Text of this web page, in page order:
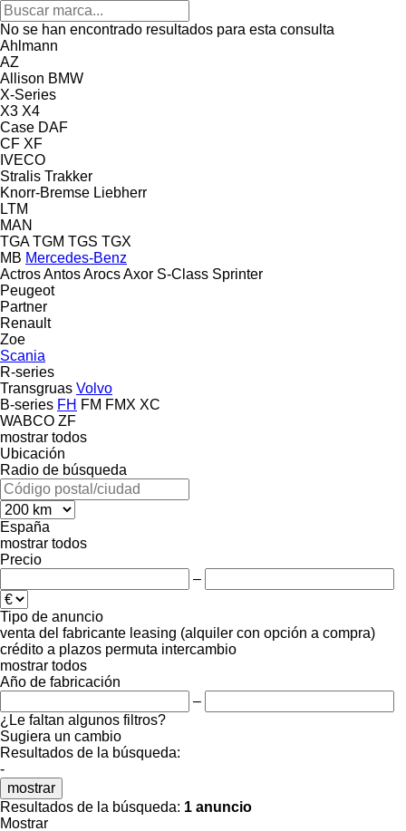
No se han encontrado resultados para esta consulta
Ahlmann
AZ
Allison BMW
X-Series
X3 X4
Case DAF
CF XF
IVECO
Stralis Trakker
Knorr-Bremse Liebherr
LTM
MAN
TGA TGM TGS TGX
MB Mercedes-Benz
ActrosAntosArocsAxor S-Class Sprinter
Peugeot
Partner
Renault
Zoe
Scania
R-series
Transgruas Volvo
B-series FH FM FMX XC
WABCO ZF
mostrar todos
Ubicación
Radio de búsqueda
España
mostrar todos
Precio
–
Tipo de anuncio
venta del fabricante leasing (alquiler con opción a compra)
crédito a plazos permuta intercambio
mostrar todos
Año de fabricación
–
¿Le faltan algunos filtros?
Sugiera un cambio
Resultados de la búsqueda:
-
mostrar
Resultados de la búsqueda: 1 anuncio
Mostrar